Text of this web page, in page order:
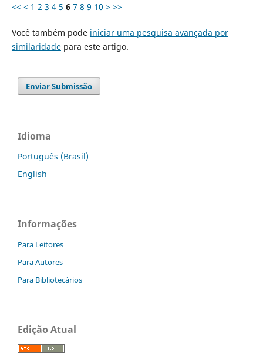
<< < 1 2 3 4 5 6 7 8 9 10 > >>
Você também pode iniciar uma pesquisa avançada por
similaridadepara este artigo.
Enviar Submissão
Idioma
Português (Brasil)
English
Informações
Para Leitores
Para Autores
Para Bibliotecários
Edição Atual